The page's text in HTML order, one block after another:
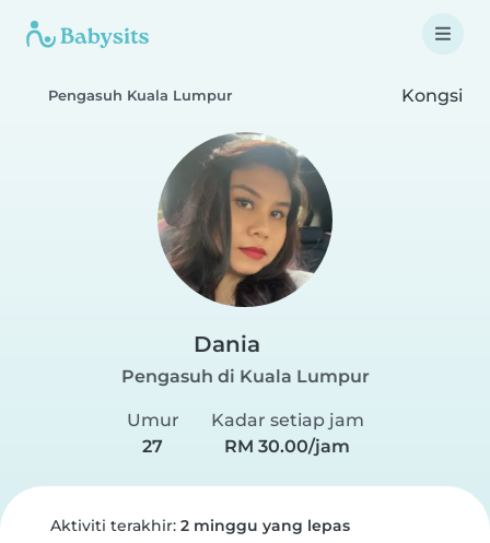
Pengasuh Kuala Lumpur Kongsi
Dania
Pengasuh di Kuala Lumpur
Umur
27
Kadar setiap jam
RM 30.00/jam
Aktiviti terakhir: 2 minggu yang lepas